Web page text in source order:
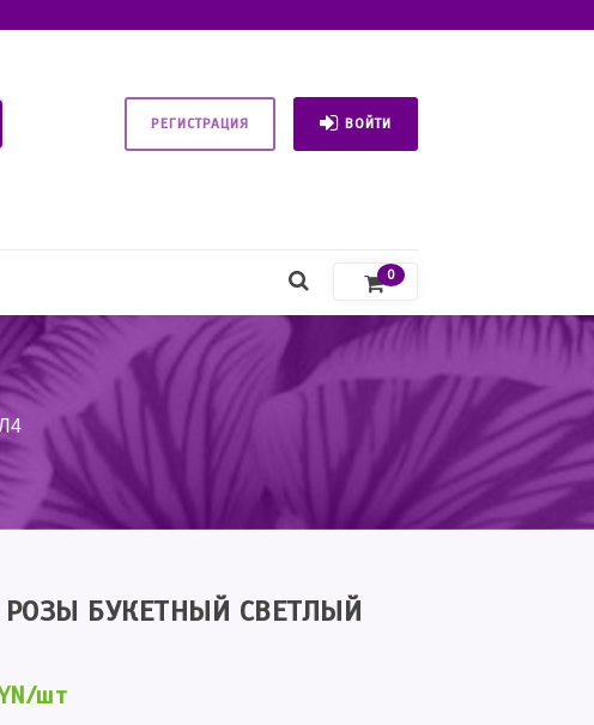
РЕГИСТРАЦИЯ ВОЙТИ
0
РОЗЫ БУКЕТНЫЙ СВЕТЛЫЙ
шт